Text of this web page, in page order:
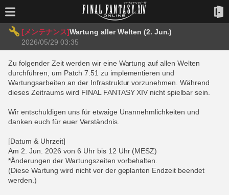
[メンテナンス]Wartung aller Welten (2. Jun.)
2026/05/29 03:35
Zu folgender Zeit werden wir eine Wartung auf allen Welten
durchführen, um Patch 7.51 zu implementieren und
Wartungsarbeiten an der Infrastruktur vorzunehmen. Während
dieses Zeitraums wird FINAL FANTASY XIV nicht spielbar sein.
Wir entschuldigen uns für etwaige Unannehmlichkeiten und
danken euch für euer Verständnis.
[Datum & Uhrzeit]
Am 2. Jun. 2026 von 6 Uhr bis 12 Uhr (MESZ)
*Änderungen der Wartungszeiten vorbehalten.
(Diese Wartung wird nicht vor der geplanten Endzeit beendet
werden.)